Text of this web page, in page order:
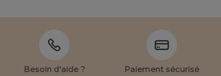
Besoin d'aide ?
Paiement sécurisé